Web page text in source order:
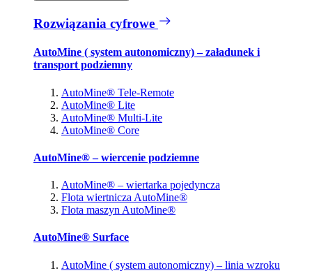
Rozwiązania cyfrowe
AutoMine ( system autonomiczny) – załadunek i
transport podziemny
AutoMine® Tele-Remote
AutoMine® Lite
AutoMine® Multi-Lite
AutoMine® Core
AutoMine® – wiercenie podziemne
AutoMine® – wiertarka pojedyncza
Flota wiertnicza AutoMine®
Flota maszyn AutoMine®
AutoMine® Surface
AutoMine ( system autonomiczny) – linia wzroku